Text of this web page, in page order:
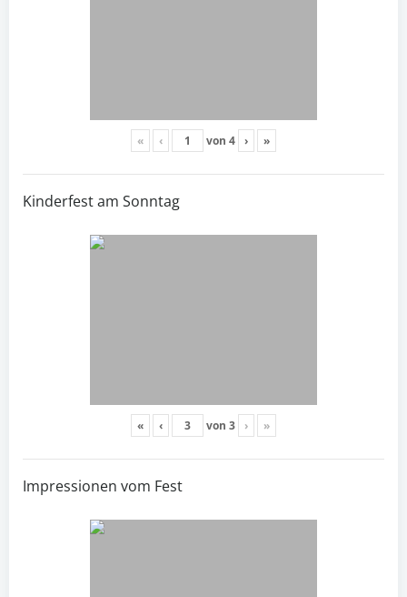
« ‹ von 4 › »
Kinderfest am Sonntag
« ‹ von 3 › »
Impressionen vom Fest